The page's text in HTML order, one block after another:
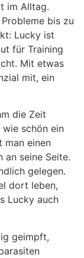
im Alltag.
bis zu
Lucky ist
für Training
Mit etwas
mit, ein
die Zeit
schön ein
man einen
an seine Seite.
gelegen.
dort leben,
Lucky auch
geimpft,